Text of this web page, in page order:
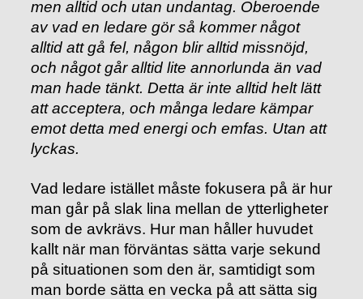
men alltid och utan undantag. Oberoende
av vad en ledare gör så kommer något
alltid att gå fel, någon blir alltid missnöjd,
och något går alltid lite annorlunda än vad
man hade tänkt. Detta är inte alltid helt lätt
att acceptera, och många ledare kämpar
emot detta med energi och emfas. Utan att
lyckas.
Vad ledare istället måste fokusera på är hur
man går på slak lina mellan de ytterligheter
som de avkrävs. Hur man håller huvudet
kallt när man förväntas sätta varje sekund
på situationen som den är, samtidigt som
man borde sätta en vecka på att sätta sig